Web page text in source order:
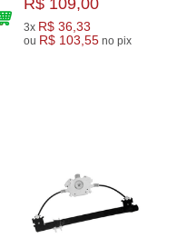
3x R$ 36,33
ou R$ 103,55 no pix